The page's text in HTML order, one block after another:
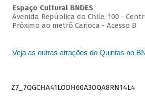
Espaço Cultural BNDES
Avenida República do Chile, 100 -
Próximo ao metrô Carioca - Acesso B
Veja as outras atrações do Quintas no
Z7_7QGCHA41LODH60A3OQA8RN14L4